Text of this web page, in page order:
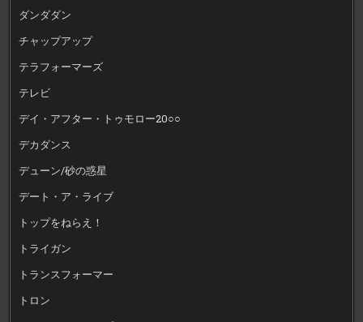
ダンダダン
チャップアップ
テラフォーマーズ
テレビ
デイ・アフター・トゥモロー20○○
デカダンス
デューン/砂の惑星
デート・ア・ライブ
トップをねらえ！
トライガン
トランスフォーマー
トロン